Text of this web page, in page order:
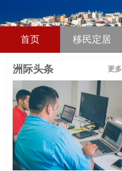
首页 移民定居
洲际头条 更多